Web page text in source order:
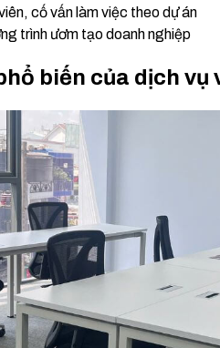
cố vấn làm việc theo dự án
trình ươm tạo doanh nghiệp
biến của dịch